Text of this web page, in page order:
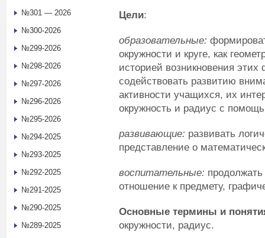
Цели:
образовательные:
окружности и круге, как
историей возникновения
содействовать развитию
активности учащихся, их
окружность и радиус с
развивающие: развивать
представление о
воспитательные:
отношение к предмету,
Основные термины и
окружности, радиус.
№301 — 2026
№300-2026
№299-2026
№298-2026
№297-2026
№296-2026
№295-2026
№294-2025
№293-2025
№292-2025
№291-2025
№290-2025
№289-2025